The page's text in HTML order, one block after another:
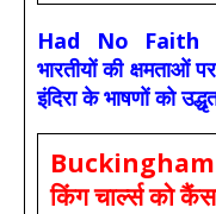
Had No Faith
भारतीयों की क्षमताओं
इंदिरा के भाषणों को
Buckingham
किंग चार्ल्स को